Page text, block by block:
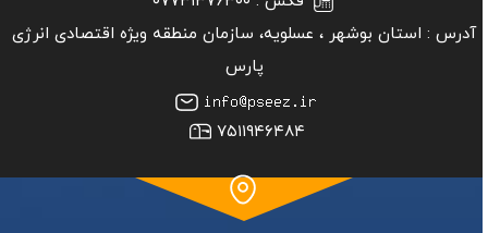
آدرس : استان بوشهر ‏، عسلویه، سازمان منطقه ویژه اقتصادی انرژی
پارس
۷۵۱۱۹۴۶۴۸۴